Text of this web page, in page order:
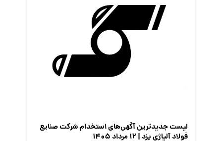
لیست جدیدترین آگهی‌های استخدام شرکت صنایع
فولاد آلیاژی یزد | ۱۲ مرداد ۱۴۰۵